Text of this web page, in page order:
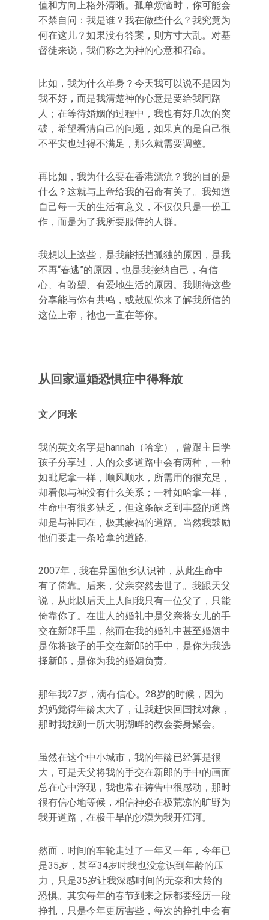
值和方向上格外清晰。孤单烦恼时，你可能会
不禁自问：我是谁？我在做些什么？我究竟为
何在这儿？如果没有答案，则方寸大乱。对基
督徒来说，我们称之为神的心意和召命。
比如，我为什么单身？今天我可以说不是因为
我不好，而是我清楚神的心意是要给我同路
人；在等待婚姻的过程中，我也有好几次的突
破，希望看清自己的问题，如果真的是自己很
不平安也过得不满足，那么就需要调整。
再比如，我为什么要在香港漂流？我的目的是
什么？这就与上帝给我的召命有关了。我知道
自己每一天的生活有意义，不仅仅只是一份工
作，而是为了我所要服侍的人群。
我想以上这些，是我能抵挡孤独的原因，是我
不再“春逃”的原因，也是我接纳自己，有信
心、有盼望、有爱地生活的原因。我期待这些
分享能与你有共鸣，或鼓励你来了解我所信的
这位上帝，祂也一直在等你。
从回家逼婚恐惧症中得释放
文／阿米
我的英文名字是hannah（哈拿），曾跟主日学
孩子分享过，人的众多道路中会有两种，一种
如毗尼拿一样，顺风顺水，所需用的很充足，
却看似与神没有什么关系；一种如哈拿一样，
生命中有很多缺乏，但这条缺乏到丰盛的道路
却是与神同在，极其蒙福的道路。当然我鼓励
他们要走一条哈拿的道路。
2007年，我在异国他乡认识神，从此生命中
有了倚靠。后来，父亲突然去世了。我跟天父
说，从此以后天上人间我只有一位父了，只能
倚靠你了。在世人的婚礼中是父亲将女儿的手
交在新郎手里，然而在我的婚礼中甚至婚姻中
是你将孩子的手交在新郎的手中，是你为我选
择新郎，是你为我的婚姻负责。
那年我27岁，满有信心。28岁的时候，因为
妈妈觉得年龄太大了，让我赶快回国找对象，
那时我找到一所大明湖畔的教会委身聚会。
虽然在这个中小城市，我的年龄已经算是很
大，可是天父将我的手交在新郎的手中的画面
总在心中浮现，我也常在祷告中很感动，那时
很有信心地等候，相信神必在极荒凉的旷野为
我开道路，在极干旱的沙漠为我开江河。
然而，时间的车轮走过了一年又一年，今年已
是35岁，甚至34岁时我也没意识到年龄的压
力，只是35岁让我深感时间的无奈和大龄的
恐惧。其实每年的春节到来之际都要经历一段
挣扎，只是今年更厉害些，每次的挣扎中会有